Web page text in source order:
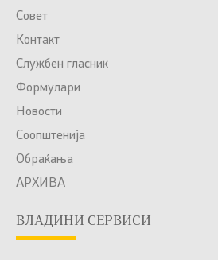
Совет
Контакт
Службен гласник
Формулари
Новости
Соопштенија
Обраќања
АРХИВА
ВЛАДИНИ СЕРВИСИ